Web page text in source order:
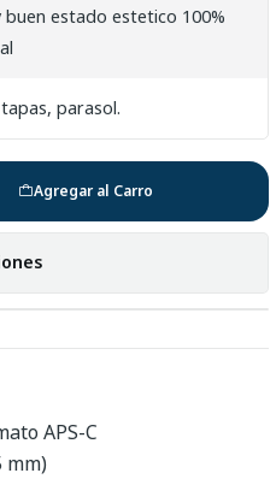
buen estado estetico 100%
parasol.
Agregar al Carro
APS-C
mm)